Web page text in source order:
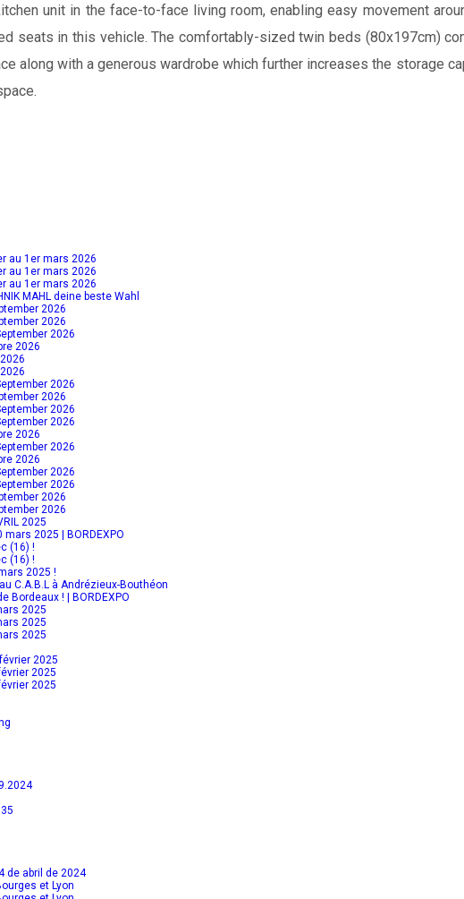
unit in the face-to-face living room, enabling easy movement
seats in this vehicle. The comfortably-sized twin beds (80x197cm)
along with a generous wardrobe which further increases the storage
au 1er mars 2026
au 1er mars 2026
au 1er mars 2026
MAHL deine beste Wahl
2026
2026
2026
2026
2026
2026
2026
2026
2026
2026
2026
2026
2026
2026
2026
2025
2025 | BORDEXPO
(16) !
(16) !
2025 !
C.A.B.L à Andrézieux-Bouthéon
Bordeaux ! | BORDEXPO
2025
2025
2025
2025
2025
2025
de abril de 2024
et Lyon